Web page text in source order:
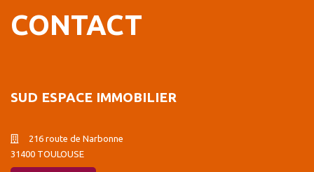
CONTACT
SUD ESPACE IMMOBILIER
216 route de Narbonne
31400 TOULOUSE